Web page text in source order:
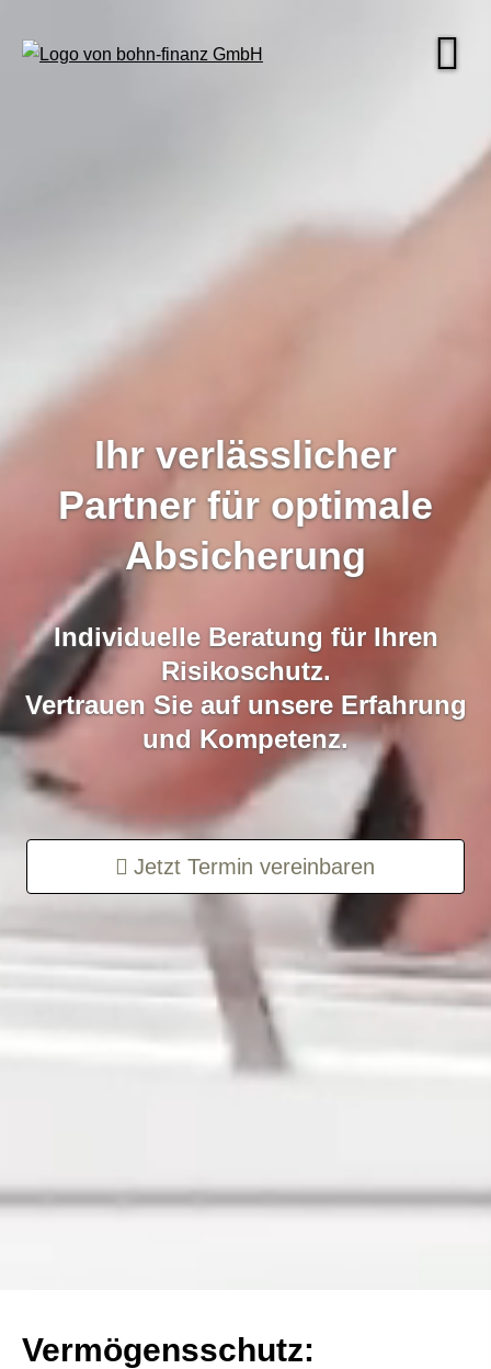
Ihr verlässlicher
Partner für optimale
Absicherung
Individuelle Beratung für Ihren
Risikoschutz.
Vertrauen Sie auf unsere Erfahrung
und Kompetenz.
Jetzt Termin ver­ein­baren
Vermögensschutz: